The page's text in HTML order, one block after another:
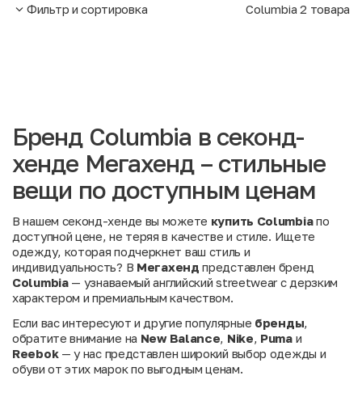
Фильтр и сортировка Columbia2 товара
Бренд Columbia в секонд-
хенде Мегахенд – стильные
вещи по доступным ценам
В нашем секонд-хенде вы можете купить Columbiaпо
доступной цене, не теряя в качестве и стиле. Ищете
одежду, которая подчеркнет ваш стиль и
индивидуальность? В Мегахенд представлен бренд
Columbia— узнаваемый английский streetwear с дерзким
характером и премиальным качеством.
Если вас интересуют и другие популярные бренды
обратите внимание на New Balance Nike Pumaи
Reebok— у нас представлен широкий выбор одежды и
обуви от этих марок по выгодным ценам.